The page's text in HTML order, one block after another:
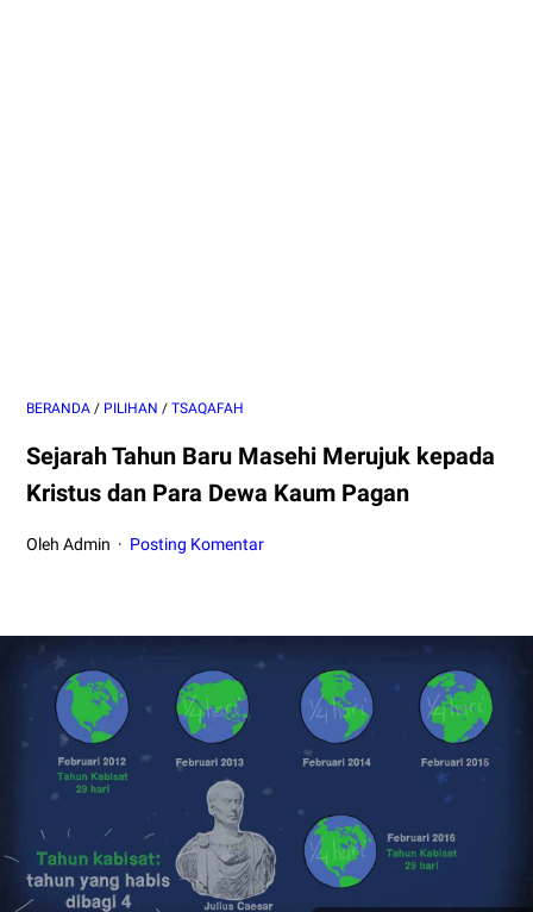
BERANDA / PILIHAN / TSAQAFAH
Sejarah Tahun Baru Masehi Merujuk kepada
Kristus dan Para Dewa Kaum Pagan
Oleh Admin Posting Komentar